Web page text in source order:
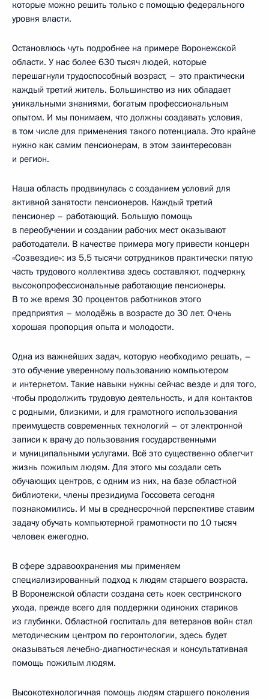
которые можно решить только с помощью федерального
уровня власти.
Остановлюсь чуть подробнее на примере Воронежской
области. У нас более 630 тысяч людей, которые
перешагнули трудоспособный возраст, – это практически
каждый третий житель. Большинство из них обладает
уникальными знаниями, богатым профессиональным
опытом. И мы понимаем, что должны создавать условия,
в том числе для применения такого потенциала. Это крайне
нужно как самим пенсионерам, в этом заинтересован
и регион.
Наша область продвинулась с созданием условий для
активной занятости пенсионеров. Каждый третий
пенсионер – работающий. Большую помощь
в переобучении и создании рабочих мест оказывают
работодатели. В качестве примера могу привести концерн
«Созвездие»: из 5,5 тысячи сотрудников практически пятую
часть трудового коллектива здесь составляют, подчеркну,
высокопрофессиональные работающие пенсионеры.
В то же время 30 процентов работников этого
предприятия – молодёжь в возрасте до 30 лет. Очень
хорошая пропорция опыта и молодости.
Одна из важнейших задач, которую необходимо решать, –
это обучение уверенному пользованию компьютером
и интернетом. Такие навыки нужны сейчас везде и для того,
чтобы продолжить трудовую деятельность, и для контактов
с родными, близкими, и для грамотного использования
преимуществ современных технологий – от электронной
записи к врачу до пользования государственными
и муниципальными услугами. Всё это существенно облегчит
жизнь пожилым людям. Для этого мы создали сеть
обучающих центров, с одним из них, на базе областной
библиотеки, члены президиума Госсовета сегодня
познакомились. И мы в среднесрочной перспективе ставим
задачу обучать компьютерной грамотности по 10 тысяч
человек ежегодно.
В сфере здравоохранения мы применяем
специализированный подход к людям старшего возраста.
В Воронежской области создана сеть коек сестринского
ухода, прежде всего для поддержки одиноких стариков
из глубинки. Областной госпиталь для ветеранов войн стал
методическим центром по геронтологии, здесь будет
оказываться лечебно-диагностическая и консультативная
помощь пожилым людям.
Высокотехнологичная помощь людям старшего поколения